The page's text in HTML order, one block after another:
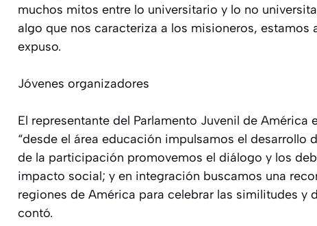
muchos mitos entre lo universitario y lo no
algo que nos caracteriza a los misioneros,
expuso.
Jóvenes organizadores
El representante del Parlamento Juvenil de América
“desde el área educación impulsamos el desarrollo
de la participación promovemos el diálogo y los
impacto social; y en integración buscamos una
regiones de América para celebrar las similitudes y
contó.